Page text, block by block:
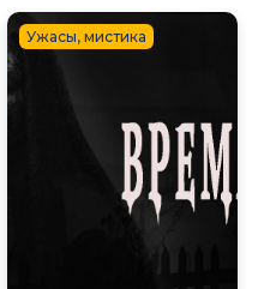
Ужасы, мистика